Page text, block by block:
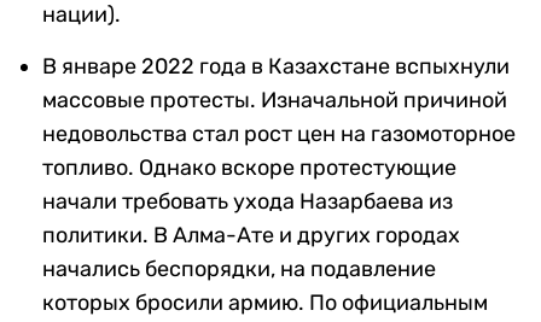
нации).
В январе 2022 года в Казахстане вспыхнули
массовые протесты. Изначальной причиной
недовольства стал рост цен на газомоторное
топливо. Однако вскоре протестующие
начали требовать ухода Назарбаева из
политики. В Алма-Ате и других городах
начались беспорядки, на подавление
которых бросили армию. По официальным